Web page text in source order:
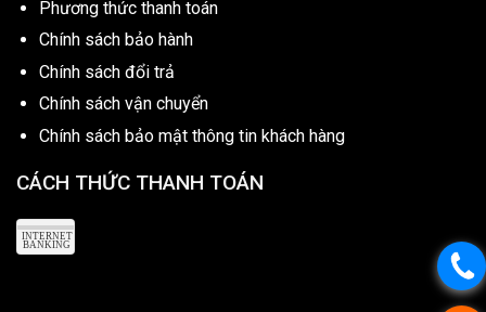
Phương thức thanh toán
Chính sách bảo hành
Chính sách đổi trả
Chính sách vận chuyển
Chính sách bảo mật thông tin khách hàng
CÁCH THỨC THANH TOÁN